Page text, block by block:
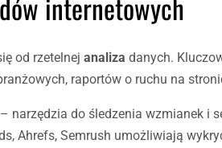
internetowych
od rzetelnej analiza danych.
raportów o ruchu na
narzędzia do śledzenia wzmianek i
Ahrefs, Semrush umożliwiają